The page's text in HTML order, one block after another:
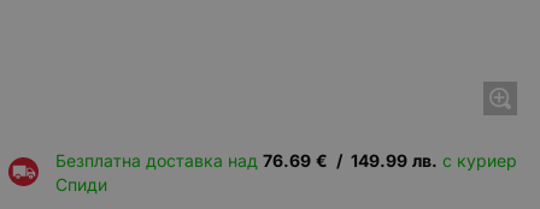
Безплатна доставка над 76.69 € / 149.99 лв. с куриер
Спиди